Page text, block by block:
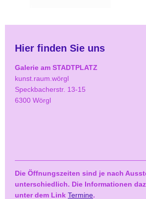
Hier finden Sie uns
Galerie am STADTPLATZ
kunst.raum.wörgl
Speckbacherstr. 13-15
6300 Wörgl
Die Öffnungszeiten sind je nach
unterschiedlich. Die Informationen
unter dem Link Termine.